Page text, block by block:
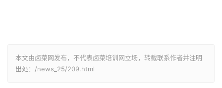
本文由卤菜网发布，不代表卤菜培训网立场，转载联系作者并注明
出处：/news_25/209.html